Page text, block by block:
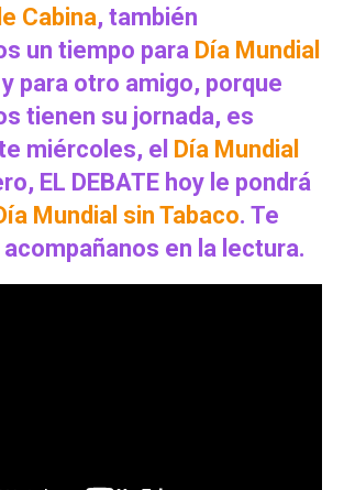
Cabina, también
un tiempo para Día Mundial
y para otro amigo, porque
tienen su jornada, es
miércoles, el Día Mundial
EL DEBATE hoy le pondrá
Mundial sin Tabaco. Te
en la lectura.